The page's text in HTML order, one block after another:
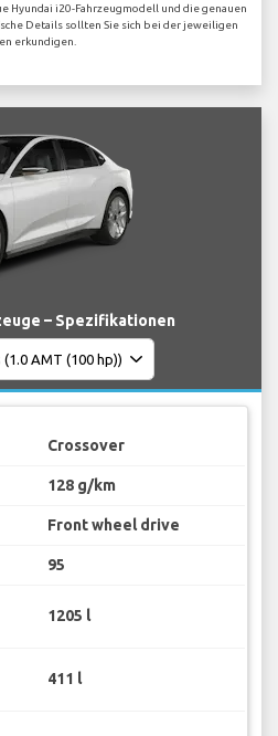
Hyundai i20-Fahrzeugmodell und die genauen
Details sollten Sie sich bei der jeweiligen
erkundigen.
– Spezifikationen
Crossover
128 g/km
Front wheel drive
95
1205 l
411 l